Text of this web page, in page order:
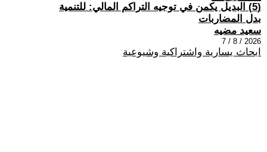
(5) البديل يكمن في توجيه التراكم المالي: للتنمية
بدل المضاربات
سعيد مضيه
2026 / 8 / 7
ابحاث يسارية واشتراكية وشيوعية